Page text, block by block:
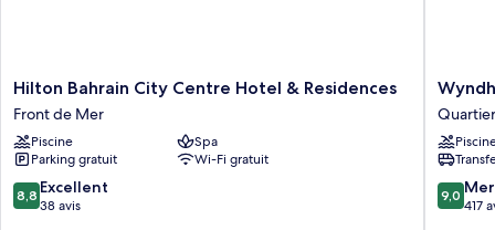
Hilton
Bahrain
City
Centre
Hotel
&
Residences
Hilton Bahrain City Centre Hotel & Residences
Front de Mer
Piscine
Spa
Parking gratuit
Wi-Fi gratuit
8.8
sur
8,8 Excellent
38 avis
Garden
Manama
Quartier
Juffair
9.0
sur
9,0
417